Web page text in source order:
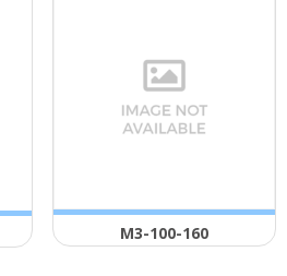
Μ3-100-160